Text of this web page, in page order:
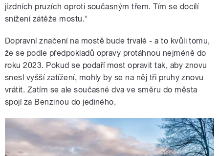
jízdních pruzích oproti současným třem. Tím se docílí
snížení zátěže mostu."
Dopravní značení na mostě bude trvalé - a to kvůli tomu,
že se podle předpokladů opravy protáhnou nejméně do
roku 2023. Pokud se podaří most opravit tak, aby znovu
snesl vyšší zatížení, mohly by se na něj tři pruhy znovu
vrátit. Zatím se ale současné dva ve směru do města
spojí za Benzinou do jediného.